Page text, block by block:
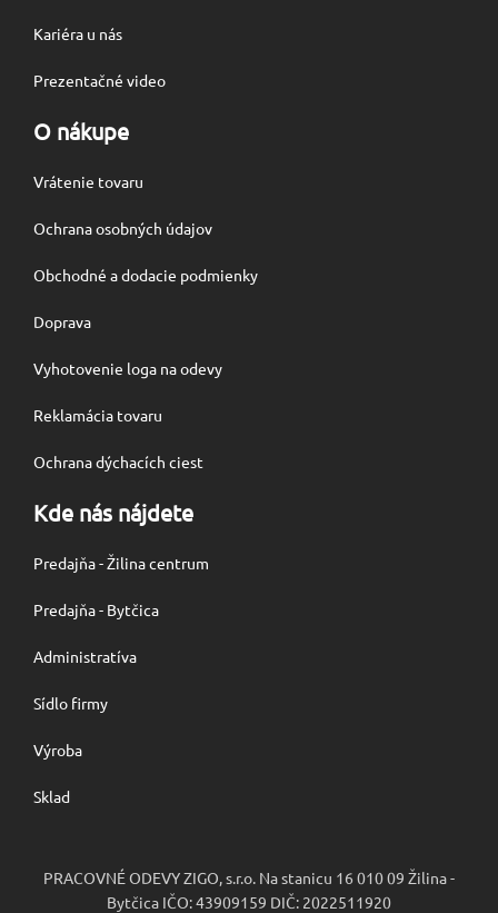
Kariéra u nás
Prezentačné video
O nákupe
Vrátenie tovaru
Ochrana osobných údajov
Obchodné a dodacie podmienky
Doprava
Vyhotovenie loga na odevy
Reklamácia tovaru
Ochrana dýchacích ciest
Kde nás nájdete
Predajňa - Žilina centrum
Predajňa - Bytčica
Administratíva
Sídlo firmy
Výroba
Sklad
PRACOVNÉ ODEVY ZIGO, s.r.o. Na stanicu 16 010 09 Žilina -
Bytčica IČO: 43909159 DIČ: 2022511920